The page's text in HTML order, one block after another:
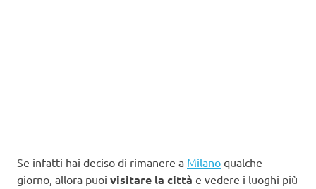
Se infatti hai deciso di rimanere a Milano qualche
giorno, allora puoi visitare la città e vedere i luoghi più